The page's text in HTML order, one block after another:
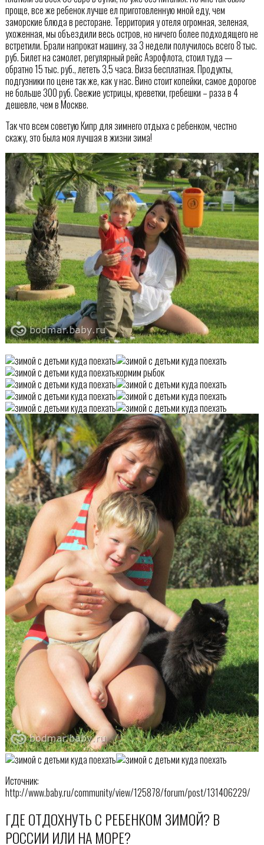
проще, все же ребенок лучше ел приготовленную мной еду, чем
заморские блюда в ресторане. Территория у отеля огромная, зеленая,
ухоженная, мы объездили весь остров, но ничего более подходящего не
встретили. Брали напрокат машину, за 3 недели получилось всего 8 тыс.
руб. Билет на самолет, регулярный рейс Аэрофлота, стоил туда —
обратно 15 тыс. руб., лететь 3,5 часа. Виза бесплатная. Продукты,
подгузники по цене так же, как у нас. Вино стоит копейки, самое дорогое
не больше 300 руб. Свежие устрицы, креветки, гребешки – раза в 4
дешевле, чем в Москве.
Так что всем советую Кипр для зимнего отдыха с ребенком, честно
скажу, это была моя лучшая в жизни зима!
кормим рыбок
Источник:
http://www.baby.ru/community/view/125878/forum/post/131406229/
ГДЕ ОТДОХНУТЬ С РЕБЕНКОМ ЗИМОЙ? В
РОССИИ ИЛИ НА МОРЕ?